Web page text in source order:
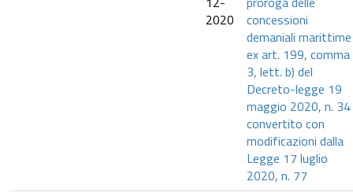
2020
concessioni
demaniali marittime
ex art. 199, comma
3, lett. b) del
Decreto-legge 19
maggio 2020, n. 34
convertito con
modificazioni dalla
Legge 17 luglio
2020, n. 77